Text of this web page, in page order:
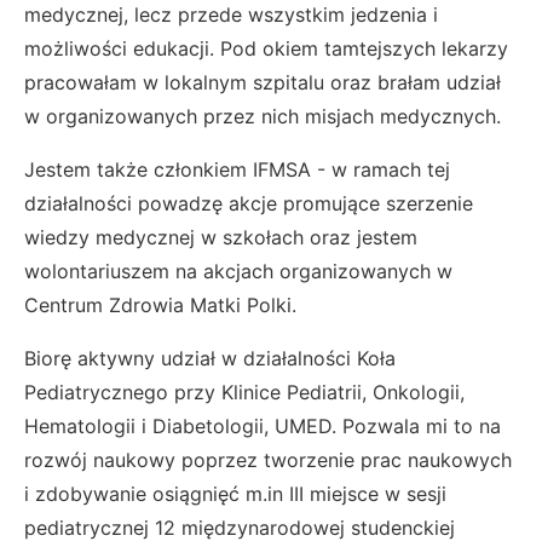
medycznej, lecz przede wszystkim jedzenia i
możliwości edukacji. Pod okiem tamtejszych lekarzy
pracowałam w lokalnym szpitalu oraz brałam udział
w organizowanych przez nich misjach medycznych.
Jestem także członkiem IFMSA - w ramach tej
działalności powadzę akcje promujące szerzenie
wiedzy medycznej w szkołach oraz jestem
wolontariuszem na akcjach organizowanych w
Centrum Zdrowia Matki Polki.
Biorę aktywny udział w działalności Koła
Pediatrycznego przy Klinice Pediatrii, Onkologii,
Hematologii i Diabetologii, UMED. Pozwala mi to na
rozwój naukowy poprzez tworzenie prac naukowych
i zdobywanie osiągnięć m.in III miejsce w sesji
pediatrycznej 12 międzynarodowej studenckiej